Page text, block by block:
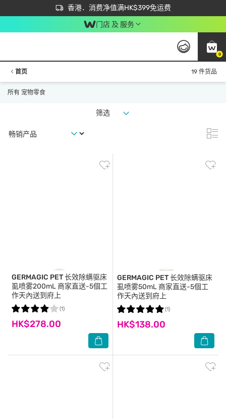
香港．消费净值满HK$399免运费
立即成为易赏钱会员尽享独家优惠
首次APP下单买满$450 输入 NEWAPP 即减$50
门店 及 服务
0
首页 19 件货品
所有 宠物零食
筛选
GERMAGIC PET长效除螨驱床
虱喷雾200mL 商家直送-5個工
作天內送到府上
HK$278.00
(1)
GERMAGIC PET长效除螨驱床
虱喷雾50mL 商家直送-5個工
作天內送到府上
HK$138.00
(1)